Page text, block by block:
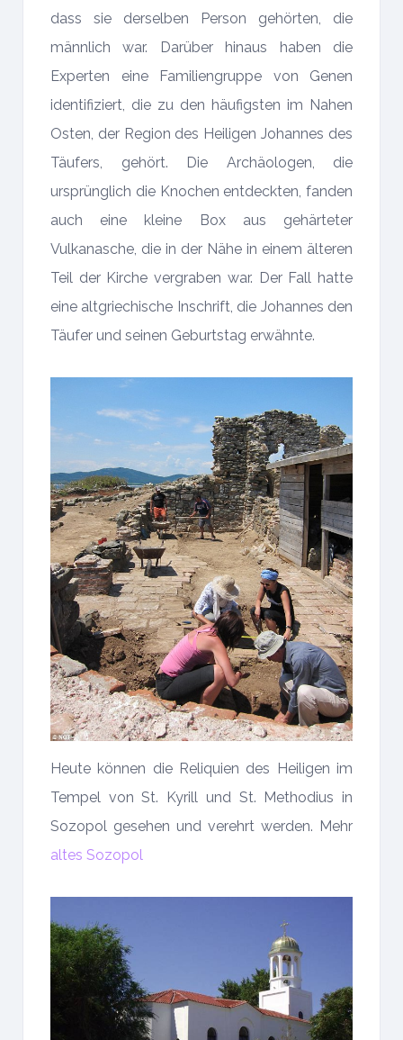
dass sie derselben Person gehörten, die
männlich war. Darüber hinaus haben die
Experten eine Familiengruppe von Genen
identifiziert, die zu den häufigsten im Nahen
Osten, der Region des Heiligen Johannes des
Täufers, gehört. Die Archäologen, die
ursprünglich die Knochen entdeckten, fanden
auch eine kleine Box aus gehärteter
Vulkanasche, die in der Nähe in einem älteren
Teil der Kirche vergraben war. Der Fall hatte
eine altgriechische Inschrift, die Johannes den
Täufer und seinen Geburtstag erwähnte.
Heute können die Reliquien des Heiligen im
Tempel von St. Kyrill und St. Methodius in
Sozopol gesehen und verehrt werden. Mehr
altes Sozopol